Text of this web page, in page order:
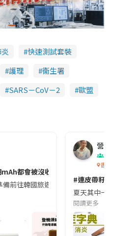
快速測試套裝
護理
衞生署
SARS－CoV－2 歐盟
都會被沒收😱出發前切記檢查
備前往韓國旅遊的民眾，近期要
營養
香港
#連皮帶籽
夏天其中一
閱讀更多